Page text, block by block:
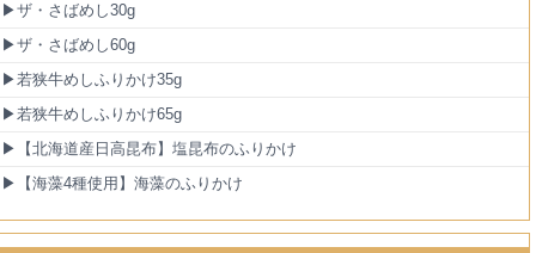
▶ザ・さばめし30g
▶ザ・さばめし60g
▶若狭牛めしふりかけ35g
▶若狭牛めしふりかけ65g
▶【北海道産日高昆布】塩昆布のふりかけ
▶【海藻4種使用】海藻のふりかけ